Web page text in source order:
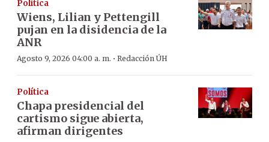
Política
Wiens, Lilian y Pettengill
pujan en la disidencia de la
ANR
Agosto 9, 2026 04:00 a. m. · Redacción ÚH
Política
Chapa presidencial del
cartismo sigue abierta,
afirman dirigentes